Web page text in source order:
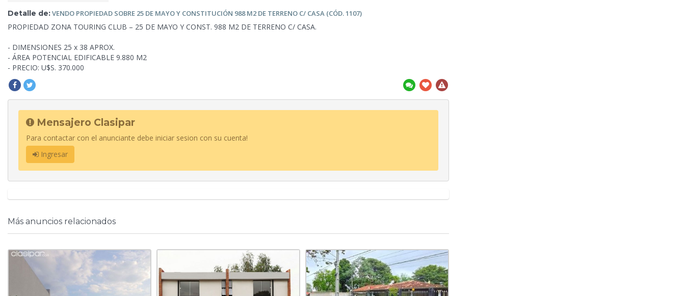
Detalle de:VENDO PROPIEDAD SOBRE 25 DE MAYO Y CONSTITUCIÓN 988 M2 DE TERRENO C/ CASA (CÓD. 1107)
PROPIEDAD ZONA TOURING CLUB – 25 DE MAYO Y CONST. 988 M2 DE TERRENO C/ CASA.
- DIMENSIONES 25 x 38 APROX.
- ÁREA POTENCIAL EDIFICABLE 9.880 M2
- PRECIO: U$S. 370.000
Mensajero Clasipar
Para contactar con el anunciante debe iniciar sesion con su cuenta!
Ingresar
Más anuncios relacionados